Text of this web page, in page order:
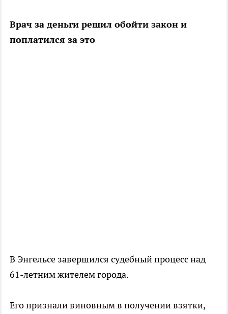
Врач за деньги решил обойти закон и
поплатился за это
В Энгельсе завершился судебный процесс над
61-летним жителем города.
Его признали виновным в получении взятки,